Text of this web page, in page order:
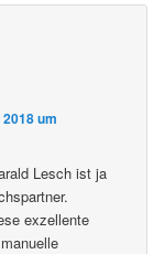
um
Lesch ist ja
exzellente